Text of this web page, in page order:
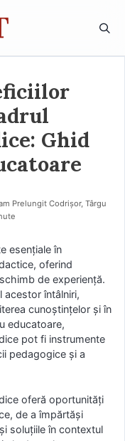
Ghid
Prelungit Codrișor, Târgu
esențiale în
oferind
de experiență.
acestor întâlniri,
cunoștințelor și în
educatoare,
pot fi instrumente
pedagogice și a
oferă oportunități
de a împărtăși
soluțiile în contextul